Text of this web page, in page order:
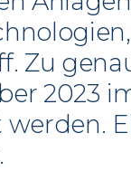
Zu
2023
werden.